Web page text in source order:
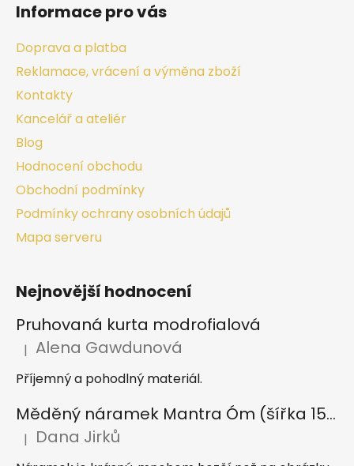
Informace pro vás
Doprava a platba
Reklamace, vrácení a výměna zboží
Kontakty
Kancelář a ateliér
Blog
Hodnocení obchodu
Obchodní podmínky
Podmínky ochrany osobních údajů
Mapa serveru
Nejnovější hodnocení
Pruhovaná kurta modrofialová
Hodnocení produktu je 5 z 5 hvězdiček.
| Alena Gawdunová
Příjemný a pohodlný materiál.
Měděný náramek Mantra Óm (šířka 15 mm)
Hodnocení produktu je 5 z 5 hvězdiček.
| Dana Jirků